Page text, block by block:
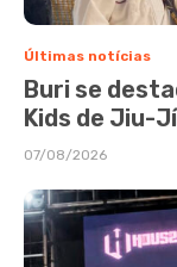
Últimas notícias
Buri se
Kids de Jiu-
07/08/2026